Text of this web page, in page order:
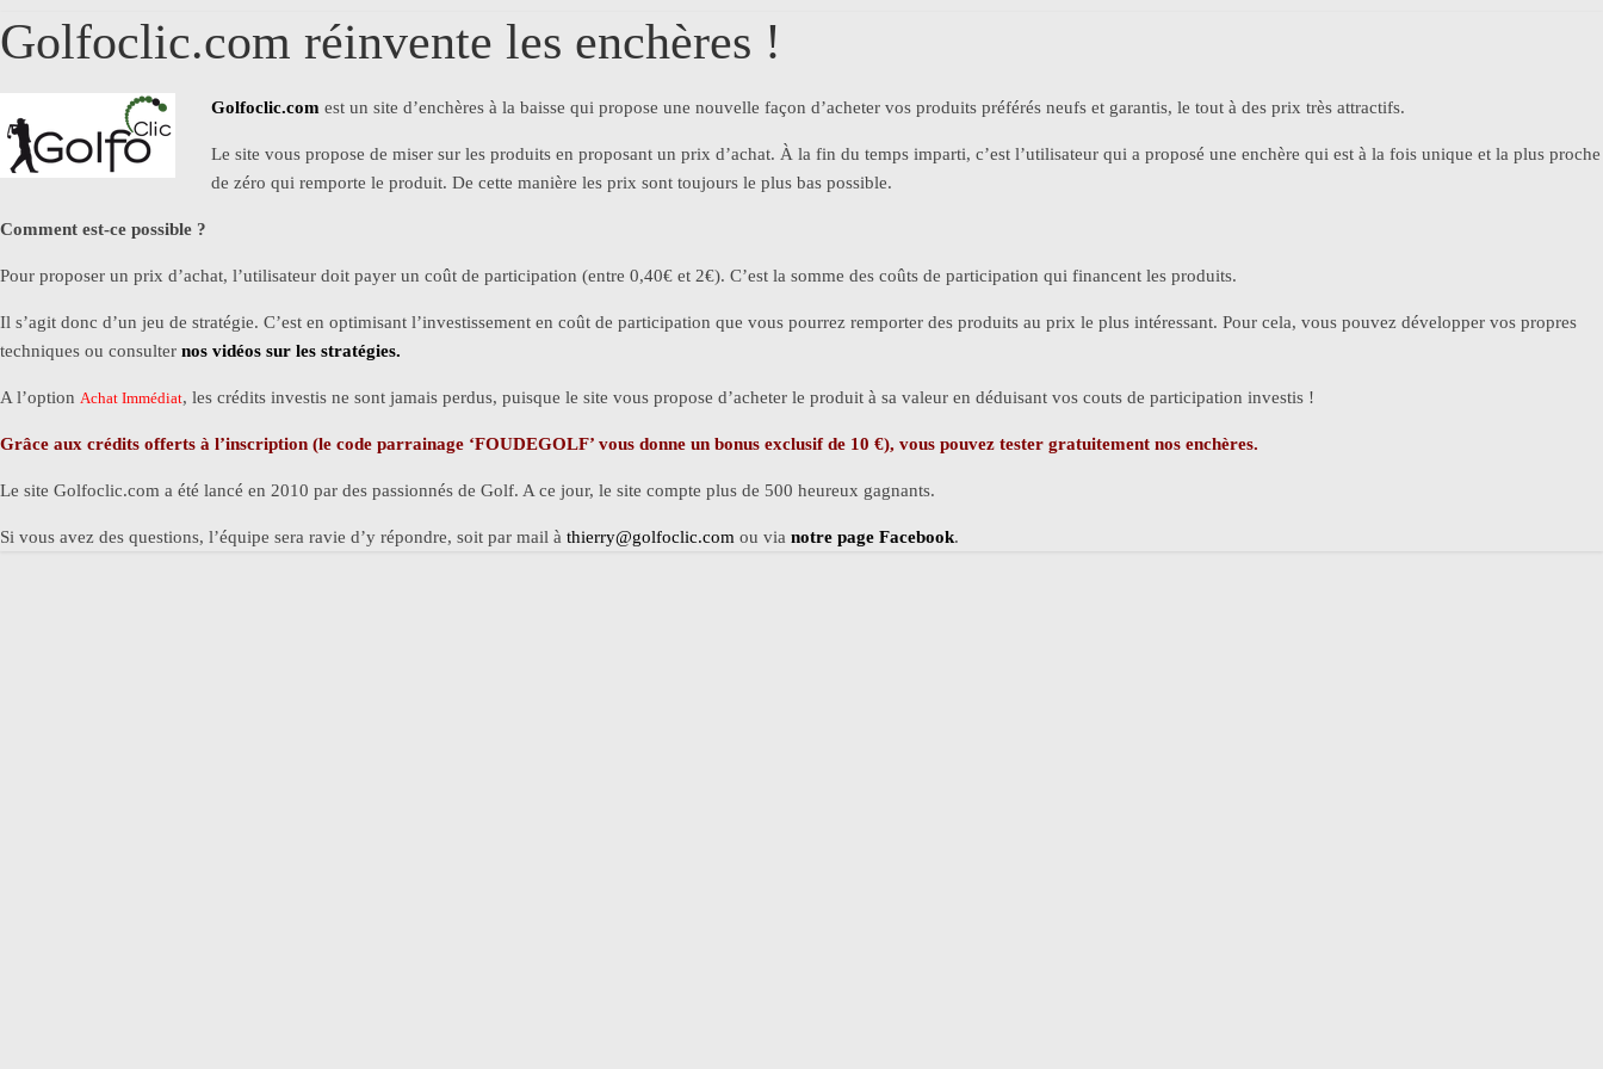
Golfoclic.com réinvente les enchères !
Golfoclic.com est un site d’enchères à la baisse qui propose une nouvelle façon d’acheter vos produits préférés neufs et garantis, le tout à des prix très attractifs.
Le site vous propose de miser sur les produits en proposant un prix d’achat. À la fin du temps imparti, c’est l’utilisateur qui a proposé une enchère qui est à la fois unique et la plus proche
de zéro qui remporte le produit. De cette manière les prix sont toujours le plus bas possible.
Comment est-ce possible ?
Pour proposer un prix d’achat, l’utilisateur doit payer un coût de participation (entre 0,40€ et 2€). C’est la somme des coûts de participation qui financent les produits.
Il s’agit donc d’un jeu de stratégie. C’est en optimisant l’investissement en coût de participation que vous pourrez remporter des produits au prix le plus intéressant. Pour cela, vous pouvez développer vos propres
techniques ou consulter nos vidéos sur les stratégies.
A l’option Achat Immédiat, les crédits investis ne sont jamais perdus, puisque le site vous propose d’acheter le produit à sa valeur en déduisant vos couts de participation investis !
Grâce aux crédits offerts à l’inscription (le code parrainage ‘FOUDEGOLF’ vous donne un bonus exclusif de 10 €), vous pouvez tester gratuitement nos enchères.
Le site Golfoclic.com a été lancé en 2010 par des passionnés de Golf. A ce jour, le site compte plus de 500 heureux gagnants.
Si vous avez des questions, l’équipe sera ravie d’y répondre, soit par mail à thierry@golfoclic.com ou via notre page Facebook.